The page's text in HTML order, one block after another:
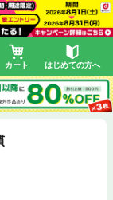
カート はじめての方へ